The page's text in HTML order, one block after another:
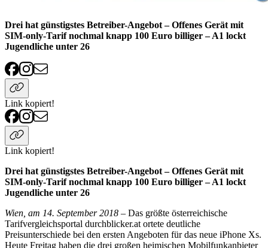
Drei hat günstigstes Betreiber-Angebot – Offenes Gerät mit
SIM-only-Tarif nochmal knapp 100 Euro billiger – A1 lockt
Jugendliche unter 26
Link kopiert!
Link kopiert!
Drei hat günstigstes Betreiber-Angebot – Offenes Gerät mit
SIM-only-Tarif nochmal knapp 100 Euro billiger – A1 lockt
Jugendliche unter 26
Wien, am 14. September 2018 – Das größte österreichische
Tarifvergleichsportal durchblicker.at ortete deutliche
Preisunterschiede bei den ersten Angeboten für das neue iPhone Xs.
Heute Freitag haben die drei großen heimischen Mobilfunkanbieter